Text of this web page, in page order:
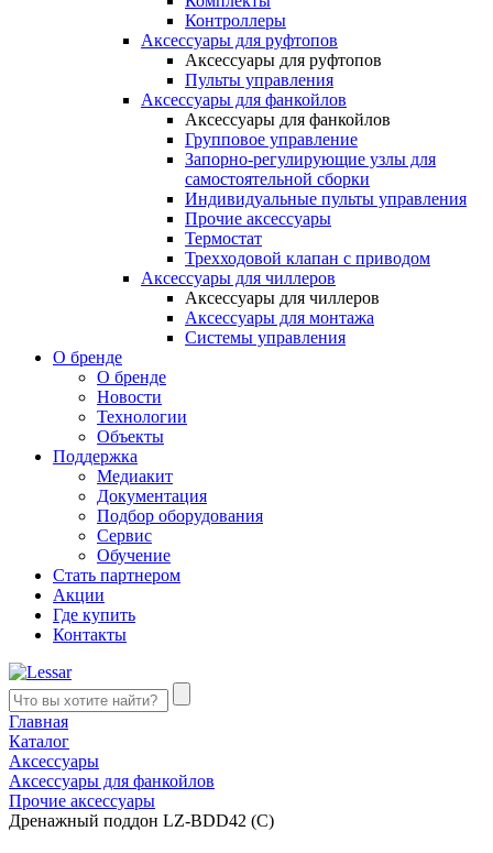
Контроллеры
Аксессуары для руфтопов
Аксессуары для руфтопов
Пульты управления
Аксессуары для фанкойлов
Аксессуары для фанкойлов
Групповое управление
Запорно-регулирующие узлы для
самостоятельной сборки
Индивидуальные пульты управления
Прочие аксессуары
Термостат
Трехходовой клапан с приводом
Аксессуары для чиллеров
Аксессуары для чиллеров
Аксессуары для монтажа
Системы управления
О бренде
О бренде
Новости
Технологии
Объекты
Поддержка
Медиакит
Документация
Подбор оборудования
Сервис
Обучение
Стать партнером
Акции
Где купить
Контакты
Главная
Каталог
Аксессуары
Аксессуары для фанкойлов
Прочие аксессуары
Дренажный поддон LZ-BDD42 (C)